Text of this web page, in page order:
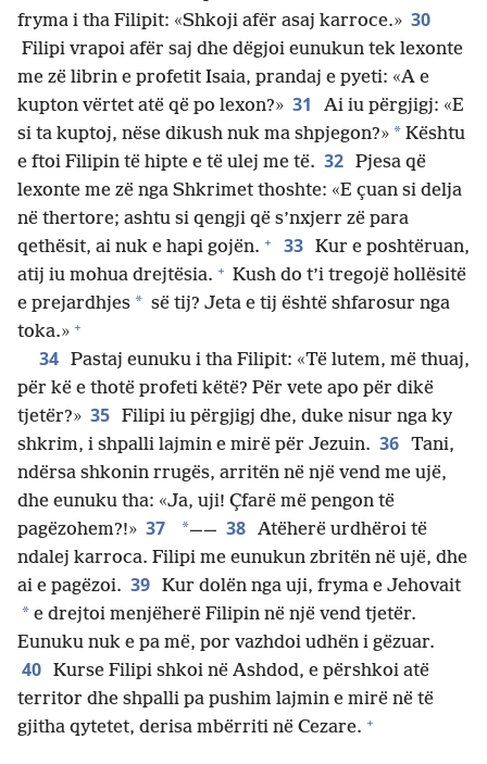
fryma i tha Filipit: «Shkoji afër asaj karroce.» 30
Filipi vrapoi afër saj dhe dëgjoi eunukun tek lexonte
me zë librin e profetit Isaia, prandaj e pyeti: «A e
kupton vërtet atë që po lexon?» 31
Ai iu përgjigj: «E
si ta kuptoj, nëse dikush nuk ma shpjegon?» * Kështu
e ftoi Filipin të hipte e të ulej me të. 32 Pjesa që
lexonte me zë nga Shkrimet thoshte: «E çuan si delja
në thertore; ashtu si qengji që s’nxjerr zë para
qethësit, ai nuk e hapi gojën. + 33 Kur e poshtëruan,
atij iu mohua drejtësia. + Kush do t’i tregojë hollësitë
e prejardhjes * së tij? Jeta e tij është shfarosur nga
toka.» +
34 Pastaj eunuku i tha Filipit: «Të lutem, më thuaj,
për kë e thotë profeti këtë? Për vete apo për dikë
tjetër?» 35 Filipi iu përgjigj dhe, duke nisur nga ky
shkrim, i shpalli lajmin e mirë për Jezuin. 36 Tani,
ndërsa shkonin rrugës, arritën në një vend me ujë,
dhe eunuku tha: «Ja, uji! Çfarë më pengon të
pagëzohem?!» 37 *—— 38 Atëherë urdhëroi të
ndalej karroca. Filipi me eunukun zbritën në ujë, dhe
ai e pagëzoi. 39 Kur dolën nga uji, fryma e Jehovait
* e drejtoi menjëherë Filipin në një vend tjetër.
Eunuku nuk e pa më, por vazhdoi udhën i gëzuar.
40 Kurse Filipi shkoi në Ashdod, e përshkoi atë
territor dhe shpalli pa pushim lajmin e mirë në të
gjitha qytetet, derisa mbërriti në Cezare. +